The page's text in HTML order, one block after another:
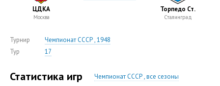
ЦДКА
Москва
Торпедо Ст.
Сталинград
Турнир
Чемпионат СССР , 1948
Тур
17
Статистика игр
Чемпионат СССР , все сезоны